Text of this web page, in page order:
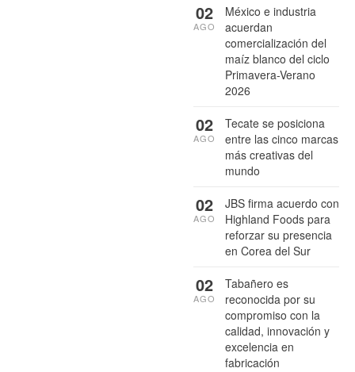
México e industria
acuerdan
comercialización del
maíz blanco del ciclo
Primavera-Verano
2026
02
AGO
Tecate se posiciona
entre las cinco marcas
más creativas del
mundo
02
AGO
JBS firma acuerdo con
Highland Foods para
reforzar su presencia
en Corea del Sur
02
AGO
Tabañero es
reconocida por su
compromiso con la
calidad, innovación y
excelencia en
fabricación
02
AGO